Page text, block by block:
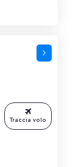
Traccia volo